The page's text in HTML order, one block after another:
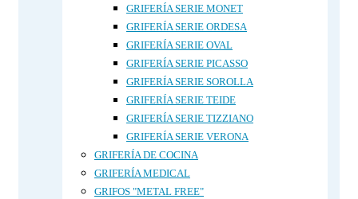
GRIFERÍA SERIE MONET
GRIFERÍA SERIE ORDESA
GRIFERÍA SERIE OVAL
GRIFERÍA SERIE PICASSO
GRIFERÍA SERIE SOROLLA
GRIFERÍA SERIE TEIDE
GRIFERÍA SERIE TIZZIANO
GRIFERÍA SERIE VERONA
GRIFERÍA DE COCINA
GRIFERÍA MEDICAL
GRIFOS "METAL FREE"